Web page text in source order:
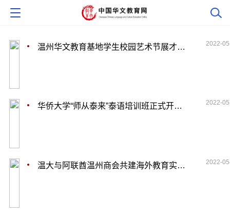
温州华文教育基地学生校园艺术节展才艺秀梦想 2022-
华侨大学“师从泰来”泰语培训班正式开班授课 2022-
温大与阿联酋温州商会共建海外教育实习基地 2022-